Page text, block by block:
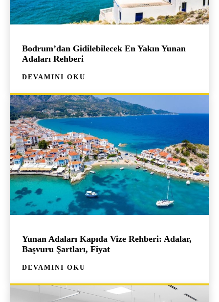
Bodrum’dan Gidilebilecek En Yakın Yunan
Adaları Rehberi
DEVAMINI OKU
Yunan Adaları Kapıda Vize Rehberi: Adalar,
Başvuru Şartları, Fiyat
DEVAMINI OKU